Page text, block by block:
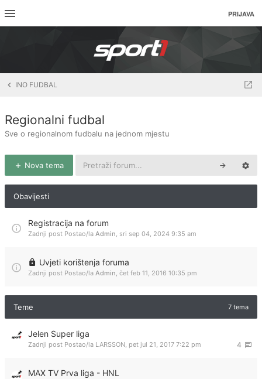
PRIJAVA
INO FUDBAL
Regionalni fudbal
Sve o regionalnom fudbalu na jednom mjestu
Nova tema
Obavijesti
Registracija na forum
Zadnji post Postao/la Admin, sri sep 04, 2024 9:35 am
Uvjeti korištenja foruma
Zadnji post Postao/la Admin, čet feb 11, 2016 10:35 pm
Teme 7 tema
Jelen Super liga
4
Zadnji post Postao/la LARSSON, pet jul 21, 2017 7:22 pm
MAX TV Prva liga - HNL